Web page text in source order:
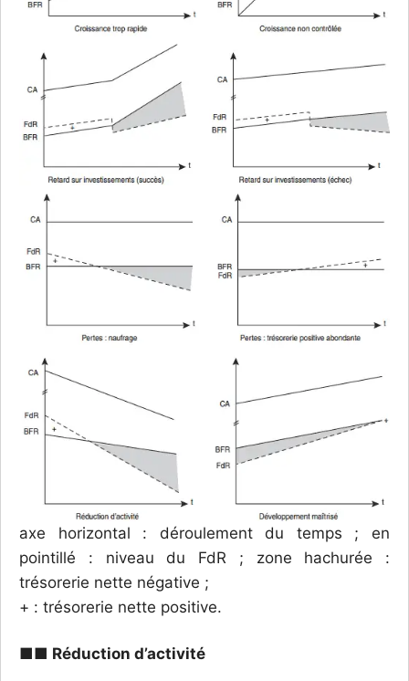
axe horizontal : déroulement du temps ; en
pointillé : niveau du FdR ; zone hachurée :
trésorerie nette négative ;
+ : trésorerie nette positive.
■■ Réduction d’activité